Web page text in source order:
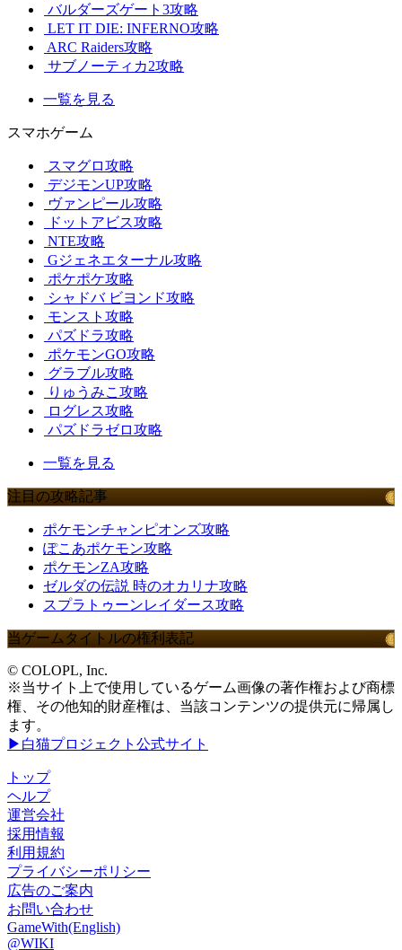
バルダーズゲート3攻略
LET IT DIE: INFERNO攻略
ARC Raiders攻略
サブノーティカ2攻略
一覧を見る
スマホゲーム
スマグロ攻略
デジモンUP攻略
ヴァンピール攻略
ドットアビス攻略
NTE攻略
Gジェネエターナル攻略
ポケポケ攻略
シャドバ ビヨンド攻略
モンスト攻略
パズドラ攻略
ポケモンGO攻略
グラブル攻略
りゅうみこ攻略
ログレス攻略
パズドラゼロ攻略
一覧を見る
注目の攻略記事
ポケモンチャンピオンズ攻略
ぽこあポケモン攻略
ポケモンZA攻略
ゼルダの伝説 時のオカリナ攻略
スプラトゥーンレイダース攻略
当ゲームタイトルの権利表記
© COLOPL, Inc.
※当サイト上で使用しているゲーム画像の著作権および商標
権、その他知的財産権は、当該コンテンツの提供元に帰属し
ます。
▶白猫プロジェクト公式サイト
トップ
ヘルプ
運営会社
採用情報
利用規約
プライバシーポリシー
広告のご案内
お問い合わせ
GameWith(English)
@WIKI